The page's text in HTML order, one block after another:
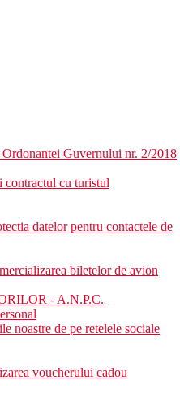
Guvernului nr. 2/2018
contractul cu turistul
datelor pentru contactele de
biletelor de avion
- A.N.P.C.
noastre de pe retelele sociale
voucherului cadou